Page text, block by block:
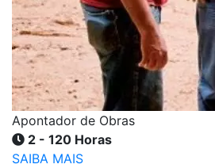
Apontador de Obras
2 - 120 Horas
SAIBA MAIS